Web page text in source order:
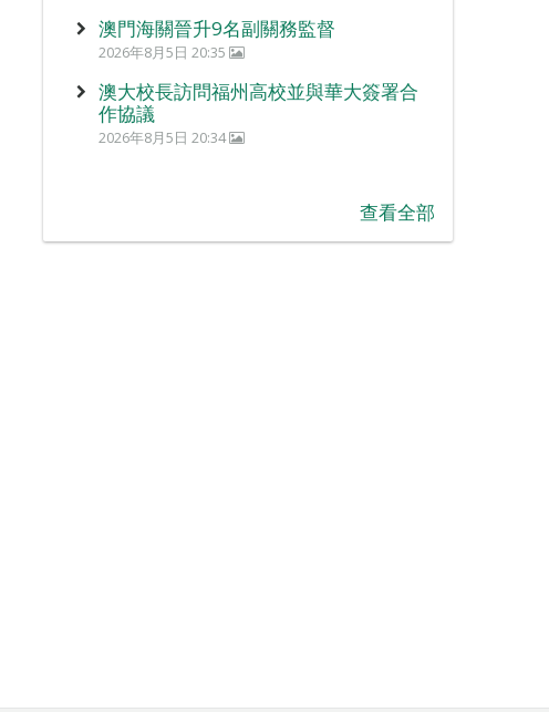
澳門海關晉升9名副關務監督
2026年8月5日 20:35
澳大校長訪問福州高校並與華大簽署合
作協議
2026年8月5日 20:34
查看全部